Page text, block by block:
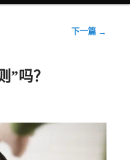
下一篇 →
”吗？